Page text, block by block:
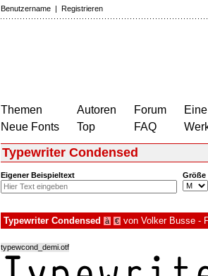
Benutzername | Registrieren
Themen
Neue Fonts
Autoren
Top
Forum
FAQ
Typewriter Condensed
Eigener Beispieltext Größe
Typewriter Condensed à € von Volker Busse -
typewcond_demi.otf